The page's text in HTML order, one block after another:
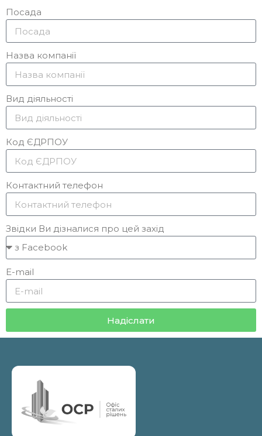
Посада
Назва компанії
Вид діяльності
Код ЄДРПОУ
Контактний телефон
Звідки Ви дізналися про цей захід
E-mail
Надіслати